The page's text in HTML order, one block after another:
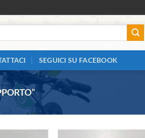
SEGUICI SU FACEBOOK